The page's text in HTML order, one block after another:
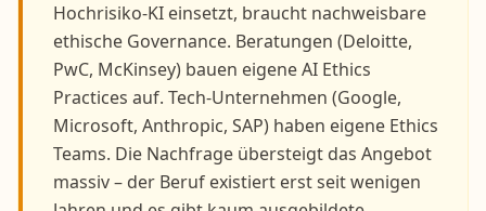
Hochrisiko-KI einsetzt, braucht nachweisbare
ethische Governance. Beratungen (Deloitte,
PwC, McKinsey) bauen eigene AI Ethics
Practices auf. Tech-Unternehmen (Google,
Microsoft, Anthropic, SAP) haben eigene Ethics
Teams. Die Nachfrage übersteigt das Angebot
massiv – der Beruf existiert erst seit wenigen